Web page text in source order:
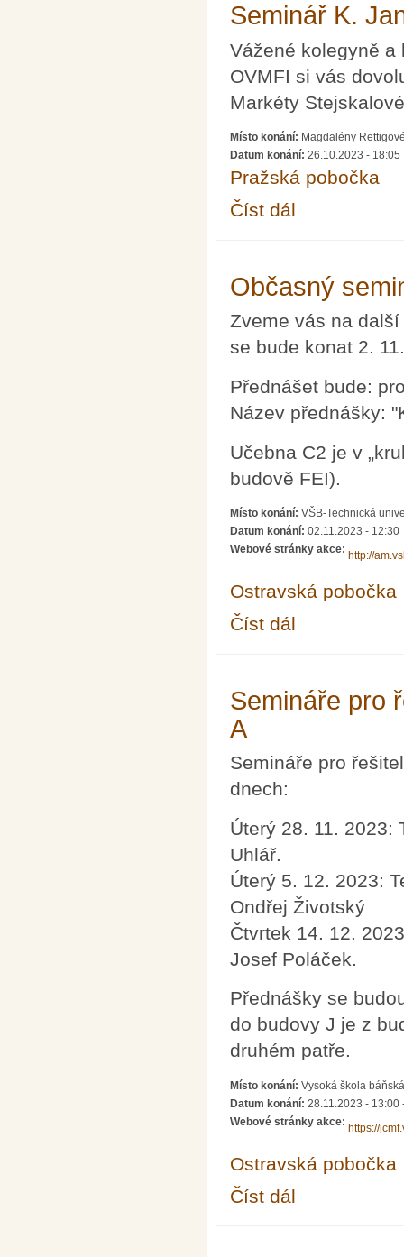
Seminář K.
Vážené kolegyně a
OVMFI si vás
Markéty
Místo konání: Magdalény
Datum konání: 26.10.2023 - 18:05
Pražská pobočka
Číst dál
Občasný
Zveme vás na
se bude konat 2.
Přednášet bude:
Název přednášky:
Učebna C2 je v
budově FEI).
Místo konání: VŠB-Technická
Datum konání: 02.11.2023 - 12:30
Webové stránky akce:
http://
Ostravská pobočka
Číst dál
Semináře pro
A
Semináře pro
dnech:
Úterý 28. 11. 2023:
Uhlář.
Úterý 5. 12. 2023:
Ondřej Životský
Čtvrtek 14. 12.
Josef Poláček.
Přednášky se
do budovy J je z
druhém patře.
Místo konání: Vysoká škola
Datum konání: 28.11.2023 - 13:00
Webové stránky akce:
https://
Ostravská pobočka
Číst dál